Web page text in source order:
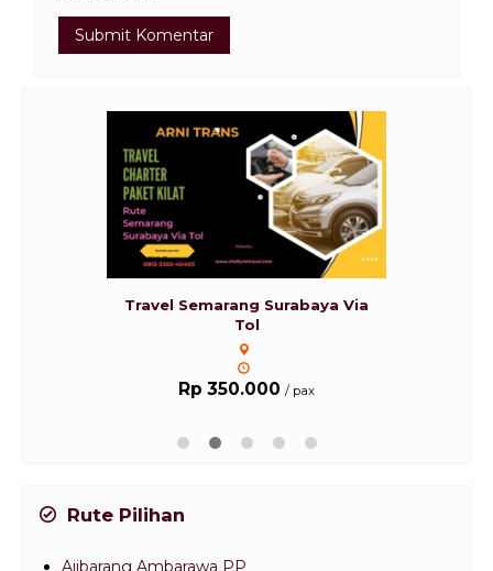
Travel Semarang Surabaya Via
Tol
Rp 350.000 / pax
Rute Pilihan
Ajibarang Ambarawa PP